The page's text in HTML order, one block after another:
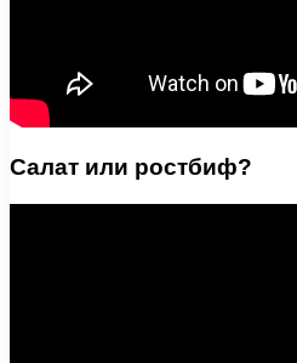
Салат или ростбиф?